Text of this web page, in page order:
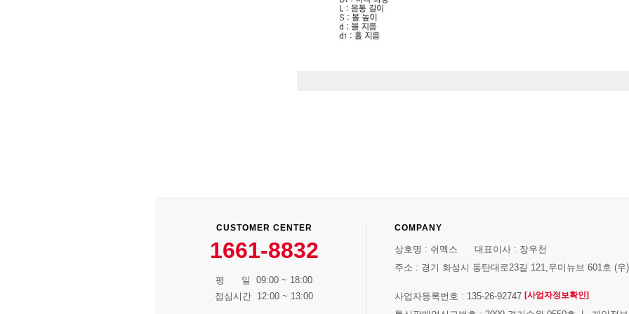
CUSTOMER CENTER
1661-8832
평 일 09:00 ~ 18:00
점심시간 12:00 ~ 13:00
COMPANY
상호명 : 쉬멕스 대표이사 : 장우천
주소 : 경기 화성시 동탄대로23길 121,우미뉴브 601호 (우
사업자등록번호 : 135-26-92747 [사업자정보확인]